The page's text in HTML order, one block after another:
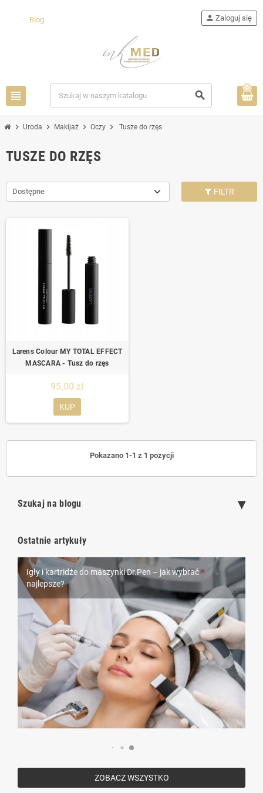
Blog
view_headline search
person Zaloguj się
0
chevron_right Uroda chevron_right Makijaż chevron_right Oczy chevron_right Tusze do rzęs
Szukaj na blogu
Ostatnie artykuły
Rzęsy Nagaraku – dlaczego są tak popularne wśród
stylistek?
Piercing – wszystko, co musisz wiedzieć przed
przekłuciem
Igły i kartridże do maszynki Dr.Pen – jak wybrać
najlepsze?
ZOBACZ WSZYSTKO
TUSZE DO RZĘS
Dostępne FILTR
Larens Colour MY TOTAL EFFECT
MASCARA - Tusz do rzęs
95,00 zł
KUP
Pokazano 1-1 z 1 pozycji